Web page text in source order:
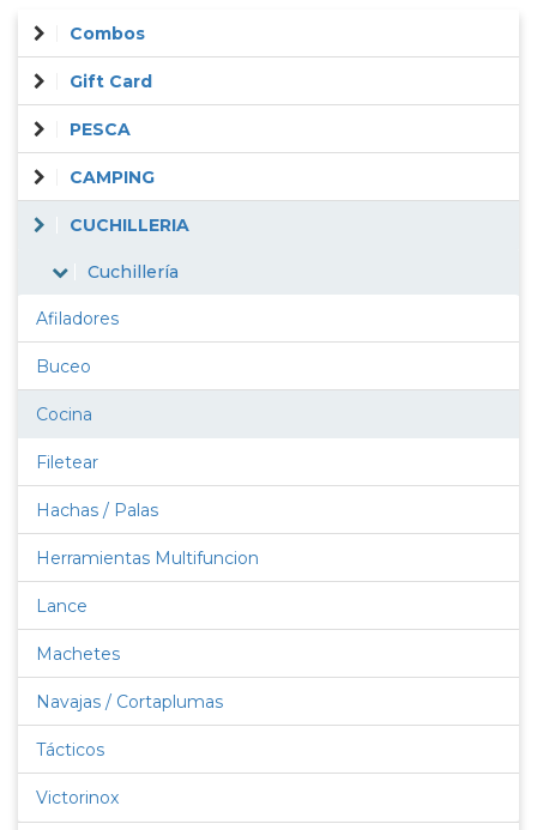
Combos
Gift Card
PESCA
CAMPING
CUCHILLERIA
Cuchillería
Afiladores
Buceo
Cocina
Filetear
Hachas / Palas
Herramientas Multifuncion
Lance
Machetes
Navajas / Cortaplumas
Tácticos
Victorinox